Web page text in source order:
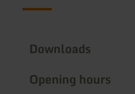
Downloads
Opening hours